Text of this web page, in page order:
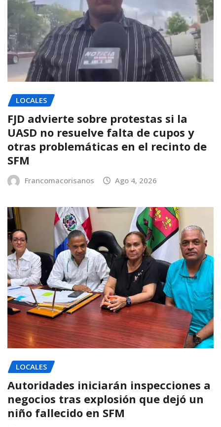
LOCALES
FJD advierte sobre protestas si la
UASD no resuelve falta de cupos y
otras problemáticas en el recinto de
SFM
Francomacorisanos Ago 4, 2026
LOCALES
Autoridades iniciarán inspecciones a
negocios tras explosión que dejó un
niño fallecido en SFM